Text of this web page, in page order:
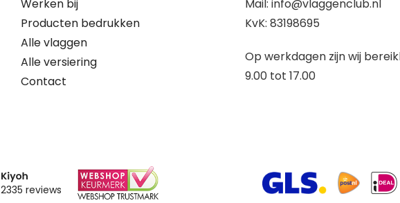
Werken bij
Producten bedrukken
Alle vlaggen
Alle versiering
Contact
Mail: info@vlaggenclub.nl
KvK: 83198695
Op werkdagen zijn wij
9.00 tot 17.00
2335 reviews